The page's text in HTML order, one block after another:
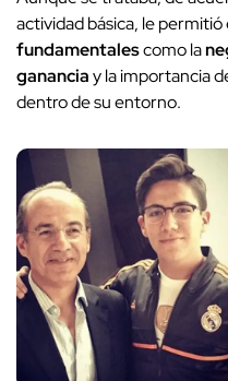
actividad básica, le
fundamentalescomo la
gananciay la importancia
dentro de su entorno.